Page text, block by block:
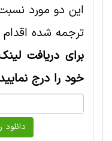
این دو مورد
ترجمه شده اقدام
برای دریافت
خود را درج